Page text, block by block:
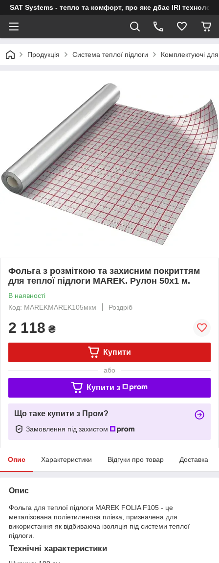
SAT Systems - тепло та комфорт, про яке дбає IRI технологія
Продукція Система теплої підлоги Комплектуючі для
Фольга з розміткою та захисним покриттям
для теплої підлоги MAREK. Рулон 50х1 м.
В наявності
Код: MAREKMAREK105мкм
Роздріб
2 118 ₴
Купити
або
Купити з
Що таке купити з Пром?
Замовлення під захистом
Опис Характеристики Відгуки про товар Доставка
Опис
Фольга для теплої підлоги MAREK FOLIA F105 - це
металізована поліетиленова плівка, призначена для
використання як відбиваюча ізоляція під системи теплої
підлоги.
Технічні характеристики